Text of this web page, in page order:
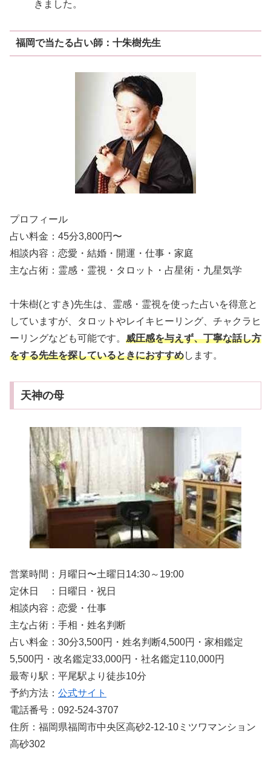
きました。
福岡で当たる占い師：十朱樹先生
プロフィール
占い料金：45分3,800円〜
相談内容：恋愛・結婚・開運・仕事・家庭
主な占術：霊感・霊視・タロット・占星術・九星気学
十朱樹(とすき)先生は、霊感・霊視を使った占いを得意と
していますが、タロットやレイキヒーリング、チャクラヒ
ーリングなども可能です。 威圧感を与えず、丁寧な話し方
をする先生を探しているときにおすすめします。
天神の母
営業時間：月曜日〜土曜日14:30～19:00
定休日 ：日曜日・祝日
相談内容：恋愛・仕事
主な占術：手相・姓名判断
占い料金：30分3,500円・姓名判断4,500円・家相鑑定
5,500円・改名鑑定33,000円・社名鑑定110,000円
最寄り駅：平尾駅より徒歩10分
予約方法： 公式サイト
電話番号：092-524-3707
住所：福岡県福岡市中央区高砂2-12-10ミツワマンション
高砂302